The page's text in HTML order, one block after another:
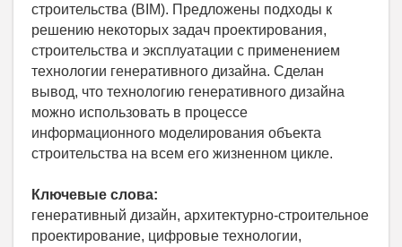
строительства (BIM). Предложены подходы к
решению некоторых задач проектирования,
строительства и эксплуатации с применением
технологии генеративного дизайна. Сделан
вывод, что технологию генеративного дизайна
можно использовать в процессе
информационного моделирования объекта
строительства на всем его жизненном цикле.
Ключевые слова:
генеративный дизайн, архитектурно-строительное
проектирование, цифровые технологии,